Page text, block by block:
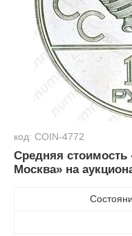
код: COIN-4772
Средняя стоимость
Москва» на